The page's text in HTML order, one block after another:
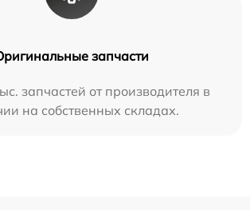
запчасти
запчастей от производителя в
на собственных складах.